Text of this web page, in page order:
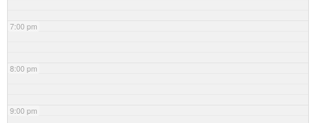
7:00 pm
8:00 pm
9:00 pm